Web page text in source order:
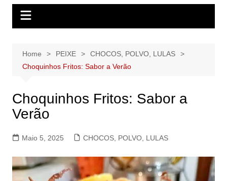
Home PEIXE
CHOCOS, POLVO, LULAS
Choquinhos Fritos: Sabor a Verão
Choquinhos Fritos: Sabor a
Verão
Maio 5, 2025 CHOCOS, POLVO, LULAS